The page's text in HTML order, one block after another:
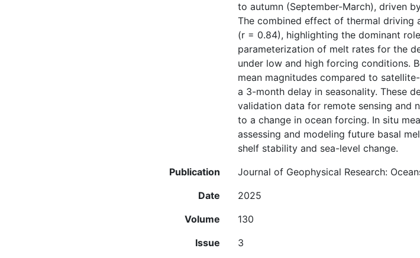
to autumn (September-March), driven
The combined effect of thermal driving
(r = 0.84), highlighting the dominant
parameterization of melt rates for the
under low and high forcing conditions.
mean magnitudes compared to
a 3-month delay in seasonality. These
validation data for remote sensing and
to a change in ocean forcing. In situ
assessing and modeling future basal
shelf stability and sea-level change.
Publication
Journal of Geophysical Research:
Date
2025
Volume
130
Issue
3